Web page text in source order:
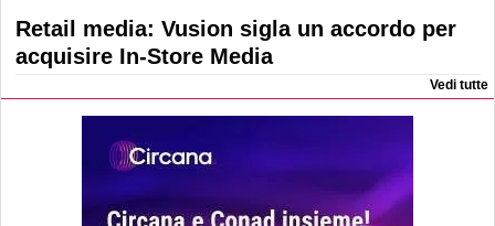
Retail media: Vusion sigla un accordo per
acquisire In-Store Media
Vedi tutte